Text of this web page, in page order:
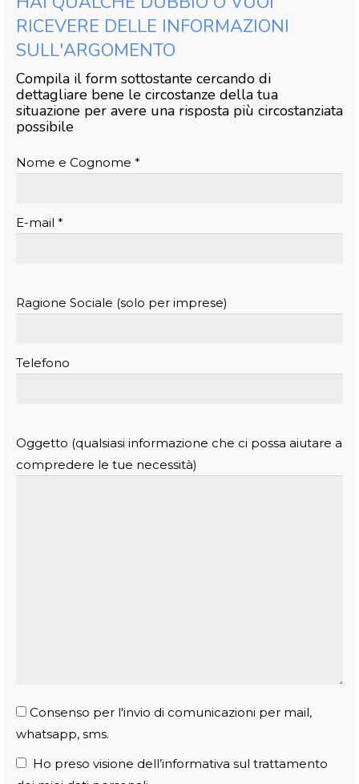
RICEVERE DELLE INFORMAZIONI
SULL'ARGOMENTO
Compila il form sottostante cercando di
dettagliare bene le circostanze della tua
situazione per avere una risposta più circostanziata
possibile
Nome e Cognome *
E-mail *
Ragione Sociale (solo per imprese)
Telefono
Oggetto (qualsiasi informazione che ci possa aiutare a
compredere le tue necessità)
Consenso per l'invio di comunicazioni per mail,
whatsapp, sms.
Ho preso visione dell’informativa sul trattamento